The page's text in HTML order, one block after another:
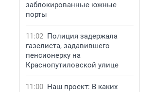
заблокированные южные
порты
11:02 Полиция задержала
газелиста, задавившего
пенсионерку на
Краснопутиловской улице
11:00 Наш проект: В каких